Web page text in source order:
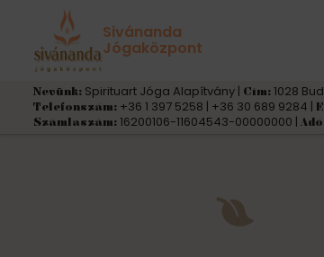
Sivánanda
Jógaközpont
Nevünk: Spirituart Jóga Alapítvány | Cím: 1028
Telefonszám: +36 1 397 5258 | +36 30 689 9284 |
Számlaszám: 16200106-11604543-00000000 |
« Összes Események